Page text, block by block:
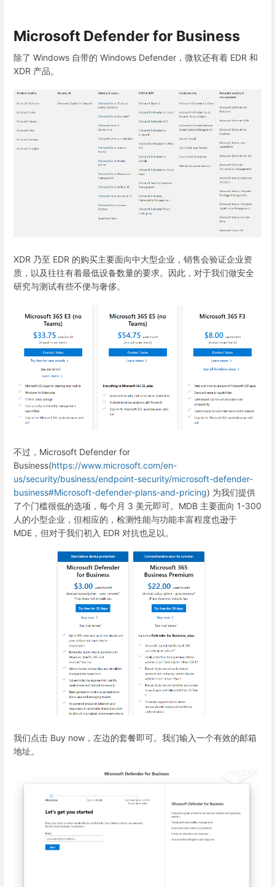
Microsoft Defender for Business
除了 Windows 自带的 Windows Defender，微软还有着 EDR 和
XDR 产品。
XDR 乃至 EDR 的购买主要面向中大型企业，销售会验证企业资
质，以及往往有着最低设备数量的要求。因此，对于我们做安全
研究与测试有些不便与奢侈。
不过，Microsoft Defender for
Business(https://www.microsoft.com/en-
us/security/business/endpoint-security/microsoft-defender-
business#Microsoft-defender-plans-and-pricing) 为我们提供
了个门槛很低的选项，每个月 3 美元即可。MDB 主要面向 1-300
人的小型企业，但相应的，检测性能与功能丰富程度也逊于
MDE，但对于我们初入 EDR 对抗也足以。
我们点击 Buy now，左边的套餐即可。我们输入一个有效的邮箱
地址。